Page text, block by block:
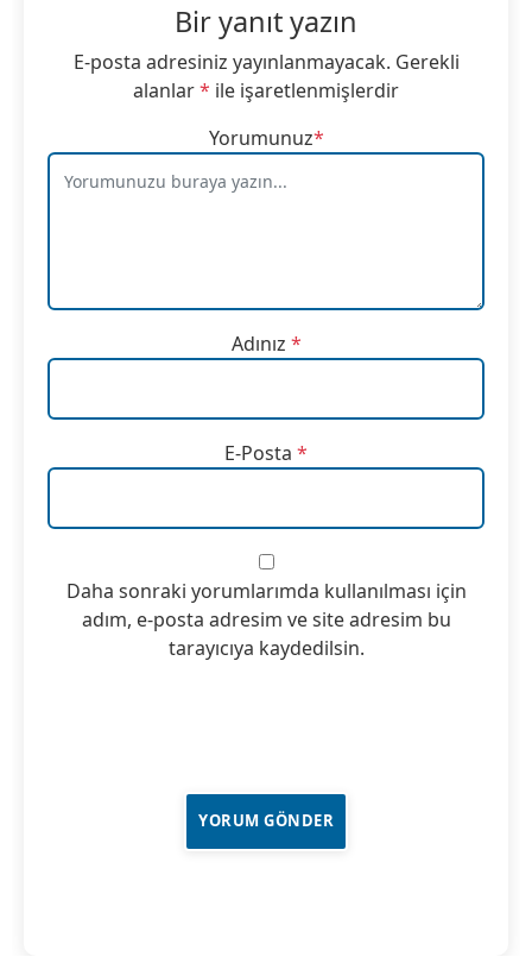
Bir yanıt yazın
E-posta adresiniz yayınlanmayacak. Gerekli
alanlar* ile işaretlenmişlerdir
Yorumunuz*
Adınız *
E-Posta *
Daha sonraki yorumlarımda kullanılması için
adım, e-posta adresim ve site adresim bu
tarayıcıya kaydedilsin.